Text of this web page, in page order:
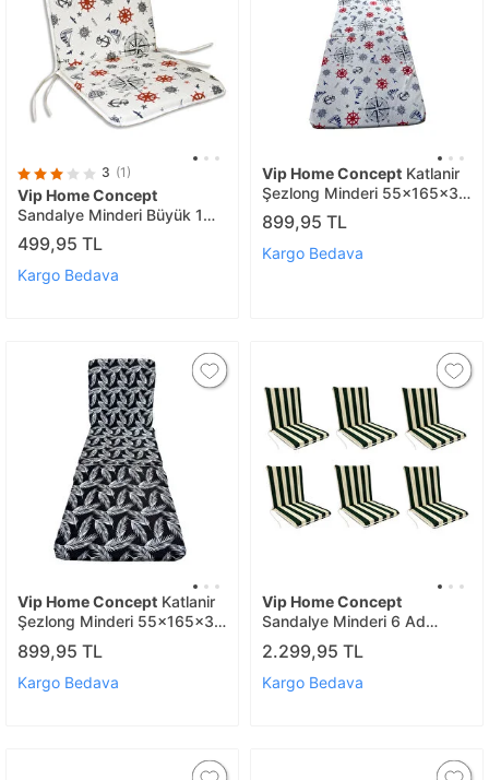
3 (1)
Vip Home Concept
Sandalye Minderi Büyük 1
Ad Marin Desen
499,95 TL
Kargo Bedava
Vip Home Concept Katlanir
Şezlong Minderi 55x165x3
Cm-mrn
899,95 TL
Kargo Bedava
Vip Home Concept Katlanir
Şezlong Minderi 55x165x3
Cm-sty
899,95 TL
Kargo Bedava
Vip Home Concept
Sandalye Minderi 6 Ad
(yeşilbeyaz)
2.299,95 TL
Kargo Bedava